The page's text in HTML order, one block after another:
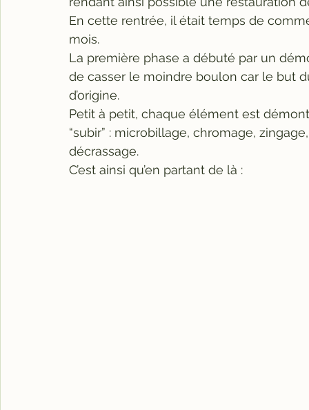
En cette rentrée, il était temps de
mois.
La première phase a débuté par un
de casser le moindre boulon car le but
d’origine.
Petit à petit, chaque élément est
“subir” : microbillage, chromage,
décrassage.
C’est ainsi qu’en partant de là :